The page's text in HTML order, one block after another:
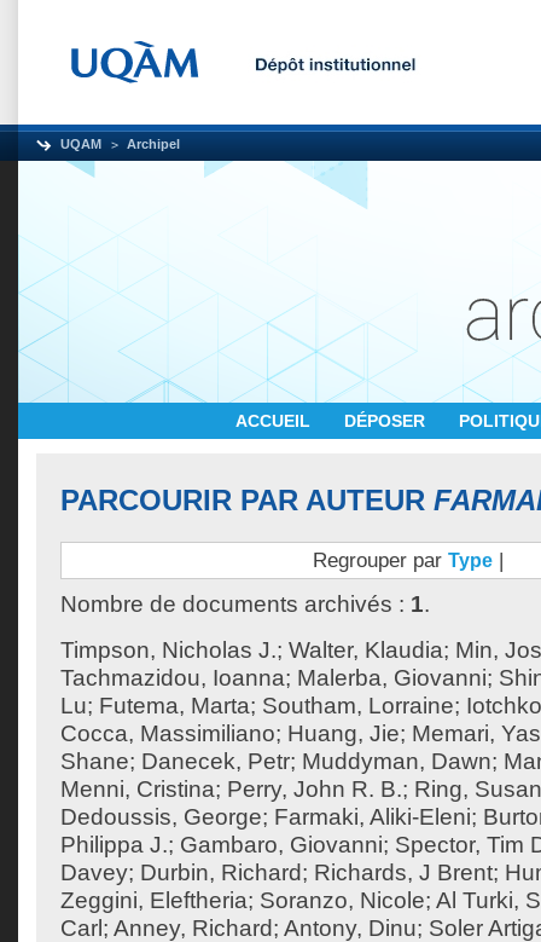
UQAM Archipel
ACCUEIL DÉPOSER
PARCOURIR PAR AUTEUR
Regrouper par Type |
Nombre de documents archivés : 1.
Timpson, Nicholas J.; Walter, Klaudia; Min,
Tachmazidou, Ioanna; Malerba, Giovanni;
Lu; Futema, Marta; Southam, Lorraine;
Cocca, Massimiliano; Huang, Jie; Memari,
Shane; Danecek, Petr; Muddyman, Dawn;
Menni, Cristina; Perry, John R. B.; Ring,
Dedoussis, George; Farmaki, Aliki-Eleni;
Philippa J.; Gambaro, Giovanni; Spector, Tim
Davey; Durbin, Richard; Richards, J Brent;
Zeggini, Eleftheria; Soranzo, Nicole; Al Turki,
Carl ; Anney, Richard; Antony, Dinu; Soler